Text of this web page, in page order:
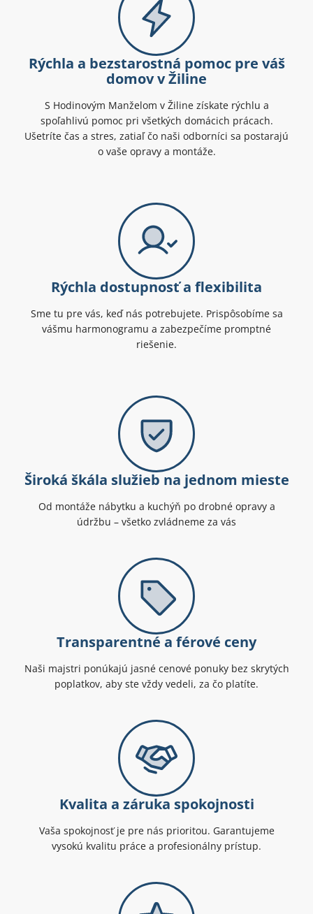
Rýchla a bezstarostná pomoc pre váš
domov v Žiline
S Hodinovým Manželom v Žiline získate rýchlu a
spoľahlivú pomoc pri všetkých domácich prácach.
Ušetríte čas a stres, zatiaľ čo naši odborníci sa postarajú
o vaše opravy a montáže.
Rýchla dostupnosť a flexibilita
Sme tu pre vás, keď nás potrebujete. Prispôsobíme sa
vášmu harmonogramu a zabezpečíme promptné
riešenie.
Široká škála služieb na jednom mieste
Od montáže nábytku a kuchýň po drobné opravy a
údržbu – všetko zvládneme za vás
Transparentné a férové ceny
Naši majstri ponúkajú jasné cenové ponuky bez skrytých
poplatkov, aby ste vždy vedeli, za čo platíte.
Kvalita a záruka spokojnosti
Vaša spokojnosť je pre nás prioritou. Garantujeme
vysokú kvalitu práce a profesionálny prístup.